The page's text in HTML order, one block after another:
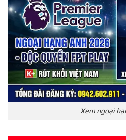
Xem ngoại